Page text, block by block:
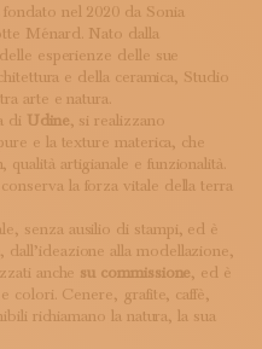
fondato nel 2020 da Sonia
Ménard. Nato dalla
esperienze delle sue
e della ceramica, Studio
arte e natura.
di Udine, si realizzano
e la texture materica, che
artigianale e funzionalità.
la forza vitale della terra
senza ausilio di stampi, ed è
alla modellazione,
anche su commissione, ed è
colori. Cenere, grafite, caffè,
richiamano la natura, la sua